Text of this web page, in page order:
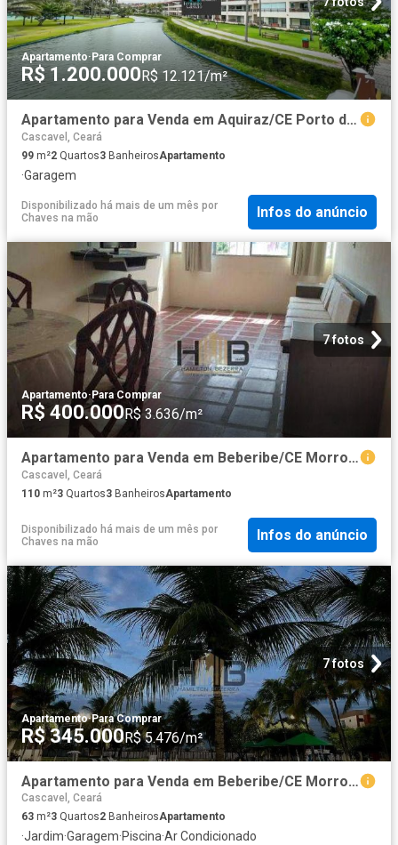
Apartamento·Para Comprar
R$ 1.200.000R$ 12.121/m²
Apartamento para Venda em Aquiraz/CE Porto das Dunas 2 Quartos
Cascavel, Ceará
99 m²2 Quartos3 BanheirosApartamento
·Garagem
Disponibilizado há mais de um mês por
Chaves na mão
Infos do anúncio
7 fotos
Apartamento·Para Comprar
R$ 400.000R$ 3.636/m²
Apartamento para Venda em Beberibe/CE Morro Branco 3 Quartos
Cascavel, Ceará
110 m²3 Quartos3 BanheirosApartamento
Disponibilizado há mais de um mês por
Chaves na mão
Infos do anúncio
7 fotos
Apartamento·Para Comprar
R$ 345.000R$ 5.476/m²
Apartamento para Venda em Beberibe/CE Morro Branco 3 Quartos
Cascavel, Ceará
63 m²3 Quartos2 BanheirosApartamento
·Jardim·Garagem·Piscina·Ar Condicionado